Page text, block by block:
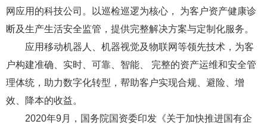
网应用的科技公司。以巡检巡逻为核心， 为客户资产健康诊
断及生产生活安全监管，提供完整解决方案与定制化服务。
应用移动机器人、机器视觉及物联网等领先技术，为客
户构建准确、实时、可靠、智能、 完整的资产运维和安全管
理体统，助力数字化转型，帮助客户实现合规、避险、增
效、降本的收益。
2020年9月，国务院国资委印发《关于加快推进国有企